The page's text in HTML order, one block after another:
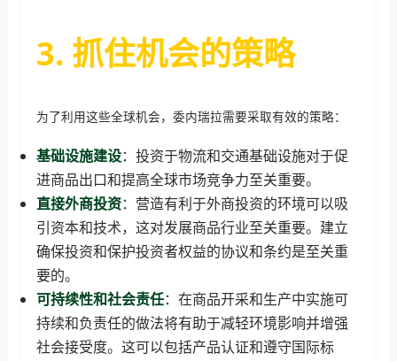
3. 抓住机会的策略
为了利用这些全球机会，委内瑞拉需要采取有效的策略：
基础设施建设：投资于物流和交通基础设施对于促
进商品出口和提高全球市场竞争力至关重要。
直接外商投资：营造有利于外商投资的环境可以吸
引资本和技术，这对发展商品行业至关重要。建立
确保投资和保护投资者权益的协议和条约是至关重
要的。
可持续性和社会责任：在商品开采和生产中实施可
持续和负责任的做法将有助于减轻环境影响并增强
社会接受度。这可以包括产品认证和遵守国际标